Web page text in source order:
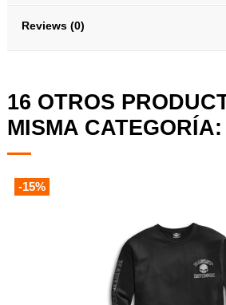
Reviews (0)
16 OTROS
MISMA CATEGORÍA:
-15%